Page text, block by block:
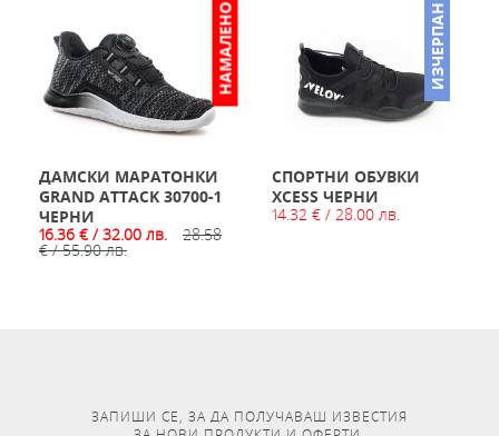
НАМАЛЕНО
ДАМСКИ МАРАТОНКИ
GRAND ATTACK 30700-1
ЧЕРНИ
16.36 € / 32.00 лв.
28.58
€ / 55.90 лв.
ИЗЧЕРПАН
СПОРТНИ ОБУВКИ
XCESS ЧЕРНИ
14.32 € / 28.00 лв.
ЗАПИШИ СЕ, ЗА ДА ПОЛУЧАВАШ ИЗВЕСТИЯ